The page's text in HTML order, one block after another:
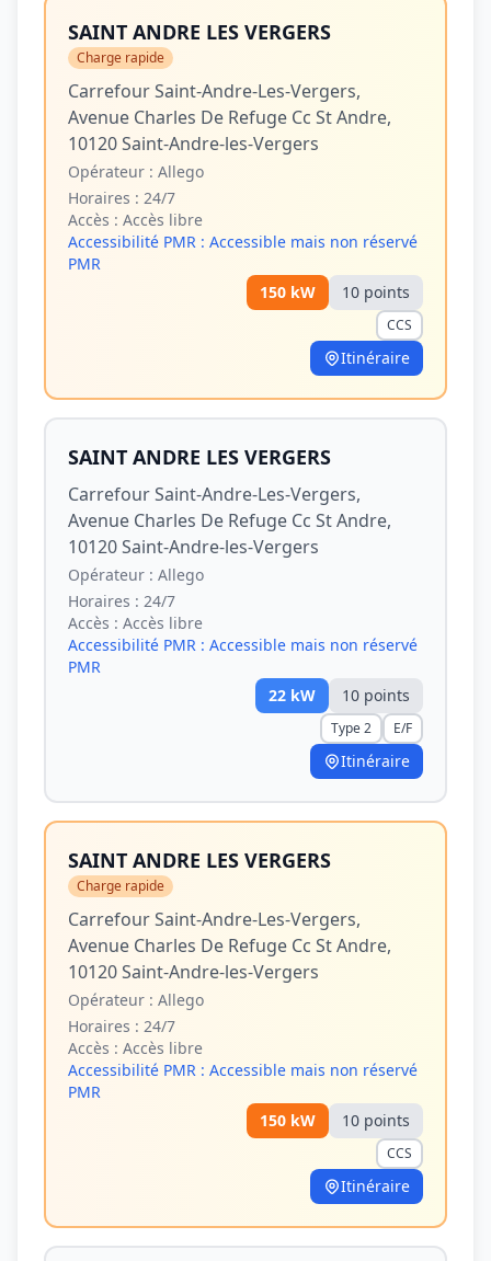
SAINT ANDRE LES VERGERS
Charge rapide
Carrefour Saint-Andre-Les-Vergers,
Avenue Charles De Refuge Cc St Andre,
10120 Saint-Andre-les-Vergers
Opérateur : Allego
Horaires : 24/7
Accès : Accès libre
Accessibilité PMR : Accessible mais non réservé
PMR
150 kW 10 points
CCS
Itinéraire
SAINT ANDRE LES VERGERS
Carrefour Saint-Andre-Les-Vergers,
Avenue Charles De Refuge Cc St Andre,
10120 Saint-Andre-les-Vergers
Opérateur : Allego
Horaires : 24/7
Accès : Accès libre
Accessibilité PMR : Accessible mais non réservé
PMR
22 kW 10 points
Type 2 E/F
Itinéraire
SAINT ANDRE LES VERGERS
Charge rapide
Carrefour Saint-Andre-Les-Vergers,
Avenue Charles De Refuge Cc St Andre,
10120 Saint-Andre-les-Vergers
Opérateur : Allego
Horaires : 24/7
Accès : Accès libre
Accessibilité PMR : Accessible mais non réservé
PMR
150 kW 10 points
CCS
Itinéraire